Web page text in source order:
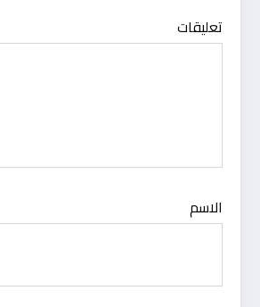
تعليقات
الاسم